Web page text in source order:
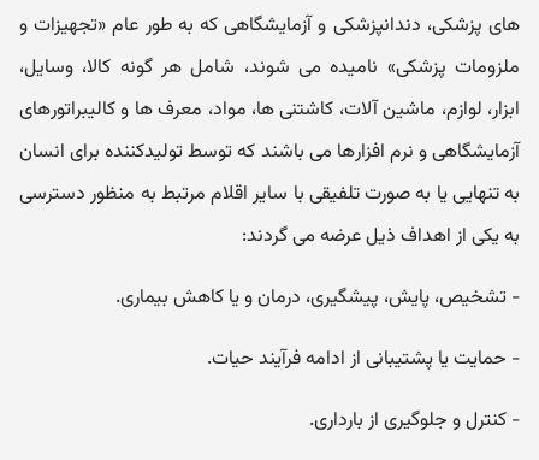
ھای پزشکی، دندانپزشکی و آزمایشگاھی که به طور عام «تجھیزات و
ملزومات پزشکی» نامیده می شوند، شامل ھر گونه کالا، وسایل،
ابزار، لوازم، ماشین آلات، کاشتنی ھا، مواد، معرف ھا و کالیبراتورھای
آزمایشگاھی و نرم افزارھا می باشند که توسط تولیدکننده برای انسان
به تنھایی یا به صورت تلفیقی با سایر اقلام مرتبط به منظور دسترسی
به یکی از اھداف ذیل عرضه می گردند:
- تشخیص، پایش، پیشگیری، درمان و یا کاھش بیماری.
- حمایت یا پشتیبانی از ادامه فرآیند حیات.
- کنترل و جلوگیری از بارداری.